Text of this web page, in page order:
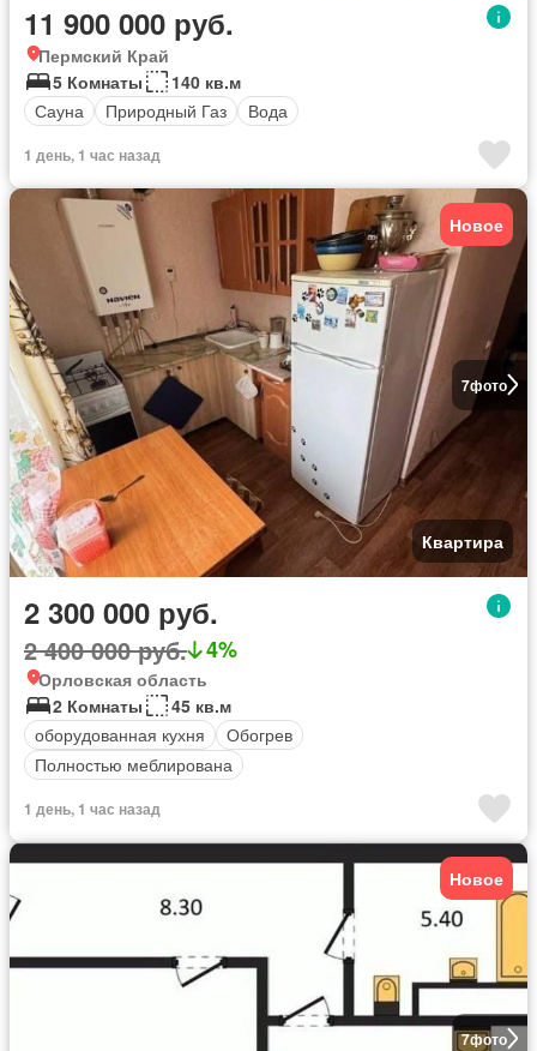
11 900 000 руб.
Пермский Край
5 Комнаты
140 кв.м
Сауна
Природный Газ Вода
1 день, 1 час назад
7фото
Новое
Квартира
2 300 000 руб.
2 400 000 руб. 4%
Орловская область
2 Комнаты
45 кв.м
оборудованная кухня
Обогрев
Полностью меблирована
1 день, 1 час назад
7фото
Новое